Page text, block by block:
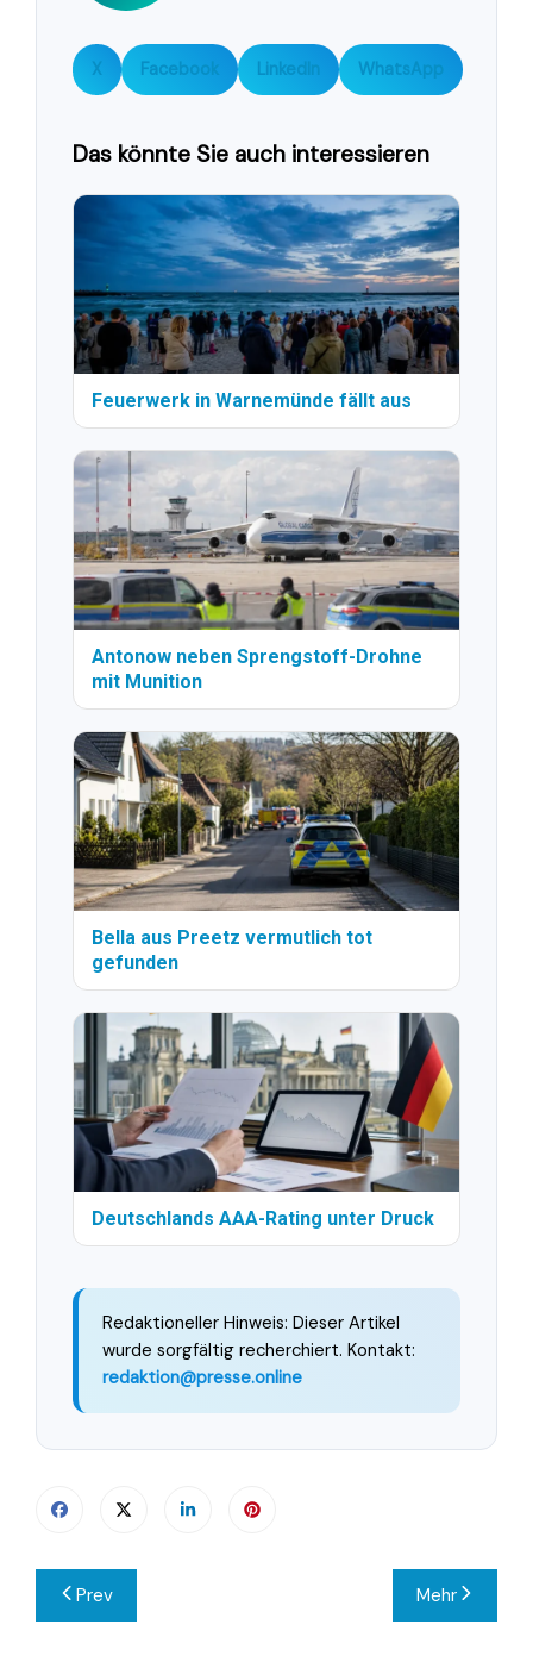
X Facebook LinkedIn WhatsApp
Das könnte Sie auch interessieren
Feuerwerk in Warnemünde fällt aus
Antonow neben Sprengstoff-Drohne
mit Munition
Bella aus Preetz vermutlich tot
gefunden
Deutschlands AAA-Rating unter Druck
Redaktioneller Hinweis: Dieser Artikel
wurde sorgfältig recherchiert. Kontakt:
redaktion@presse.online
Beitragsnavigation
Prev Mehr